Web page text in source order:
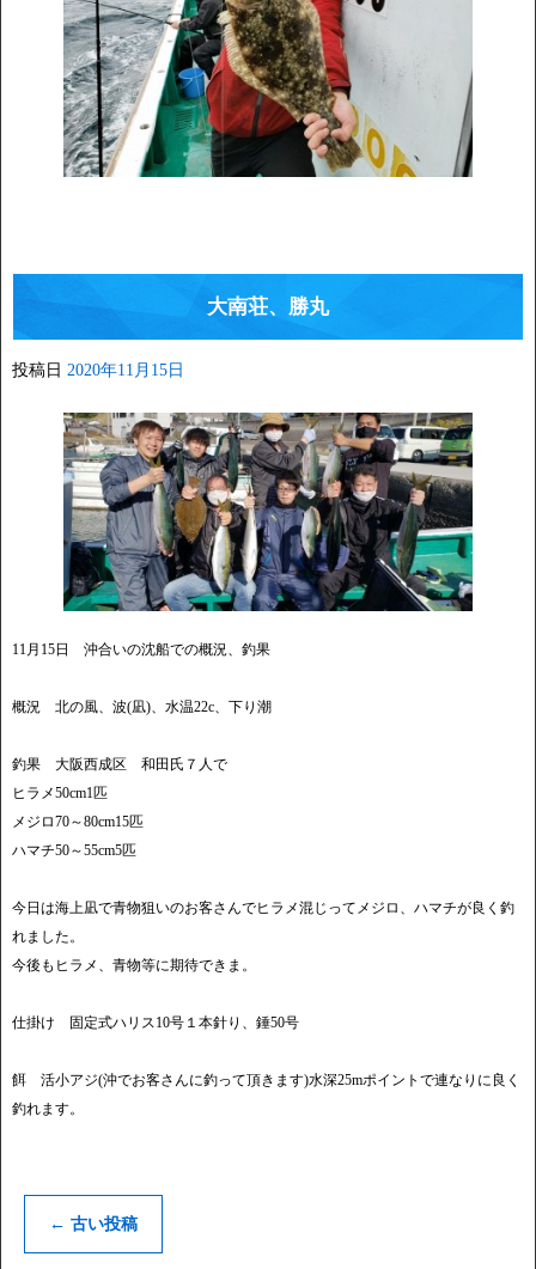
大南荘、勝丸
投稿日 2020年11月15日
11月15日 沖合いの沈船での概況、釣果
概況 北の風、波(凪)、水温22c、下り潮
釣果 大阪西成区 和田氏７人で
ヒラメ50cm1匹
メジロ70～80cm15匹
ハマチ50～55cm5匹
今日は海上凪で青物狙いのお客さんでヒラメ混じってメジロ、ハマチが良く釣
れました。
今後もヒラメ、青物等に期待できま。
仕掛け 固定式ハリス10号１本針り、錘50号
餌 活小アジ(沖でお客さんに釣って頂きます)水深25mポイントで連なりに良く
釣れます。
← 古い投稿